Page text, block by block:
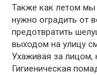
Также как летом
нужно оградить от
предотвратить
выходом на улицу
Ухаживая за лицом,
Гигиеническая